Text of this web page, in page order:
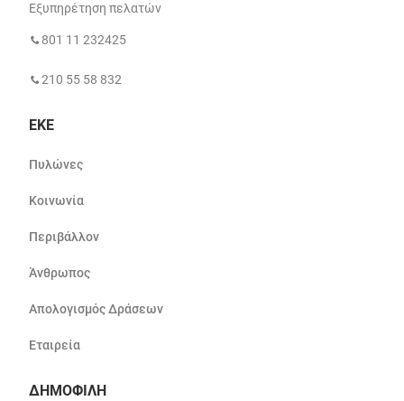
Εξυπηρέτηση πελατών
801 11 232425
210 55 58 832
ΕΚΕ
Πυλώνες
Κοινωνία
Περιβάλλον
Άνθρωπος
Απολογισμός Δράσεων
Εταιρεία
ΔΗΜΟΦΙΛΗ